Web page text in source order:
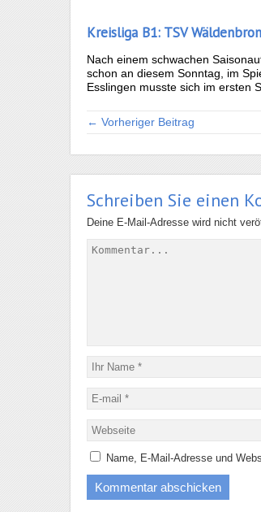
Kreisliga B1: TSV
Nach einem schwachen
schon an diesem Sonntag, im
Esslingen musste sich im ersten
← Vorheriger Beitrag
Schreiben Sie einen
Deine E-Mail-Adresse wird nicht
Name, E-Mail-Adresse und